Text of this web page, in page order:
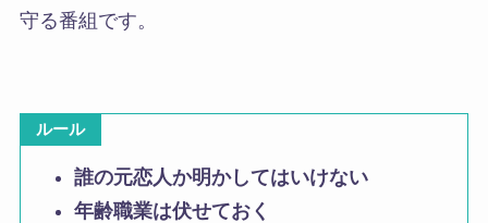
守る番組です。
ルール
誰の元恋人か明かしてはいけない
年齢職業は伏せておく